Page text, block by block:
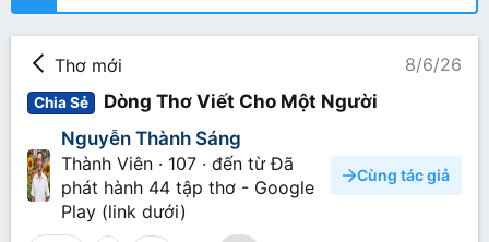
Thơ mới 8/6/26
Chia Sẻ
Dòng Thơ Viết Cho Một Người
Nguyễn Thành Sáng
Thành Viên · 107 · đến từ Đã
phát hành 44 tập thơ - Google
Play (link dưới)
Cùng tác giả